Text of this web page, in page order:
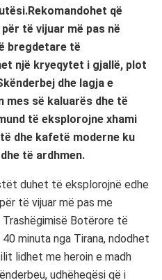
që
të vijuar më pas në
bregdetare të
një kryeqytet i gjallë, plot
dhe lagja e
së kaluarës dhe të
të eksplorojne xhami
dhe kafetë moderne ku
të ardhmen.
duhet të eksplorojnë edhe
të vijuar më pas me
Botërore të
minuta nga Tirana, ndodhet
lidhet me heroin e madh
udhëheqësi që i